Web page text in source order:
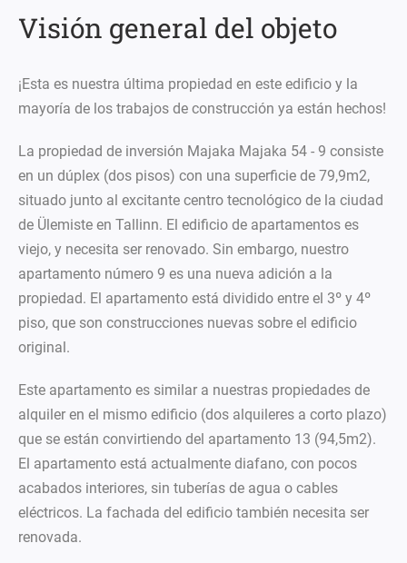
Visión general del objeto
¡Esta es nuestra última propiedad en este edificio y la
mayoría de los trabajos de construcción ya están hechos!
La propiedad de inversión Majaka Majaka 54 - 9 consiste
en un dúplex (dos pisos) con una superficie de 79,9m2,
situado junto al excitante centro tecnológico de la ciudad
de Ülemiste en Tallinn. El edificio de apartamentos es
viejo, y necesita ser renovado. Sin embargo, nuestro
apartamento número 9 es una nueva adición a la
propiedad. El apartamento está dividido entre el 3º y 4º
piso, que son construcciones nuevas sobre el edificio
original.
Este apartamento es similar a nuestras propiedades de
alquiler en el mismo edificio (dos alquileres a corto plazo)
que se están convirtiendo del apartamento 13 (94,5m2).
El apartamento está actua lmente diafano, con pocos
acabados interiores, sin tuberías de agua o cables
eléctricos. La fachada del edificio también necesita ser
renovada.